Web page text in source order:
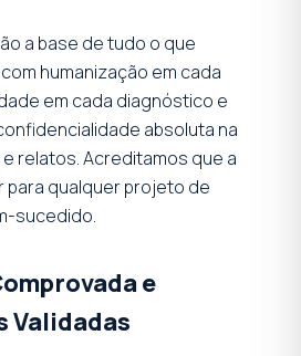
a base de tudo o que
humanização em cada
em cada diagnóstico e
absoluta na
relatos. Acreditamos que a
para qualquer projeto de
sucedido.
e
Validadas